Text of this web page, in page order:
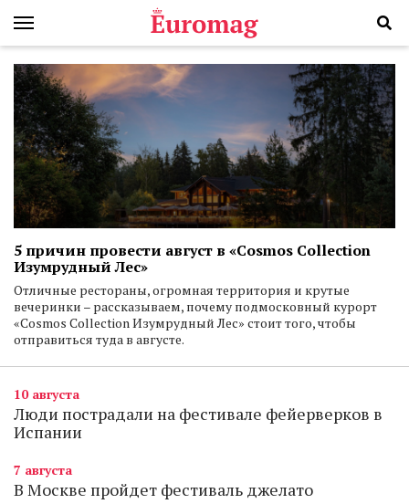
5 причин провести август в «Cosmos Collection
Изумрудный Лес»
Отличные рестораны, огромная территория и крутые
вечеринки – рассказываем, почему подмосковный курорт
«Cosmos Collection Изумрудный Лес» стоит того, чтобы
отправиться туда в августе.
10 августа
Люди пострадали на фестивале фейерверков в
Испании
7 августа
В Москве пройдет фестиваль джелато